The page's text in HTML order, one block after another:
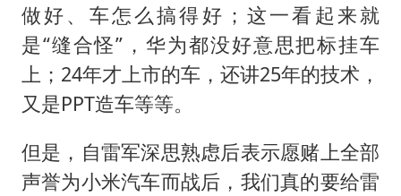
做好、车怎么搞得好；这一看起来就
是“缝合怪”，华为都没好意思把标挂车
上；24年才上市的车，还讲25年的技术，
又是PPT造车等等。
但是，自雷军深思熟虑后表示愿赌上全部
声誉为小米汽车而战后，我们真的要给雷